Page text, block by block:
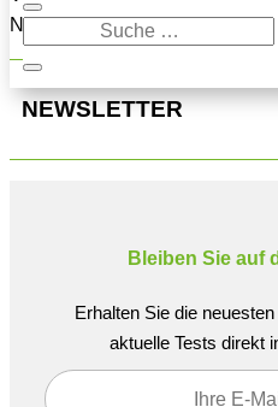
Navigation oben, um den
NEWSLETTER
Bleiben Sie auf
Erhalten Sie die
aktuelle Tests direkt